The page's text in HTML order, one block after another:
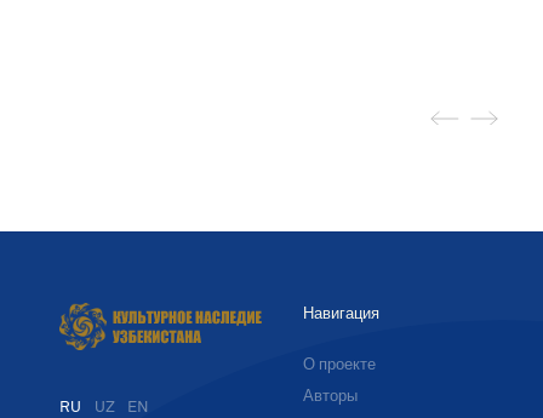
RU UZ EN
Навигация
О проекте
Авторы